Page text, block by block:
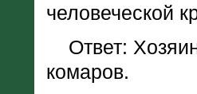
человеческой
Ответ:
комаров.